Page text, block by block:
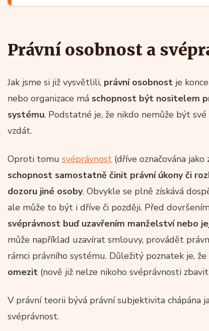
Právní osobnost a
Jak jsme si již vysvětlili, právní osobnost je
nebo organizace má schopnost být nositelem
systému. Podstatné je, že nikdo nemůže být
vzdát.
Oproti tomu svéprávnost (dříve označována
schopnost samostatně činit právní úkony či
dozoru jiné osoby. Obvykle se plně získává
ale může to být i dříve či později. Před
svéprávnost buď uzavřením manželství nebo
může například uzavírat smlouvy, provádět
rámci právního systému. Důležitý poznatek je, že
omezit (nově již nelze nikoho svéprávnosti
V právní teorii bývá právní subjektivita chápána
svéprávnost.